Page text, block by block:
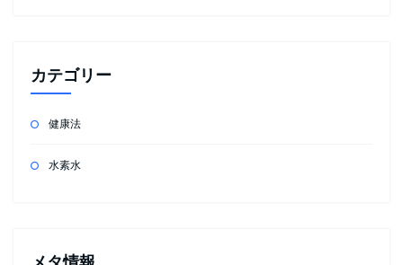
カテゴリー
健康法
水素水